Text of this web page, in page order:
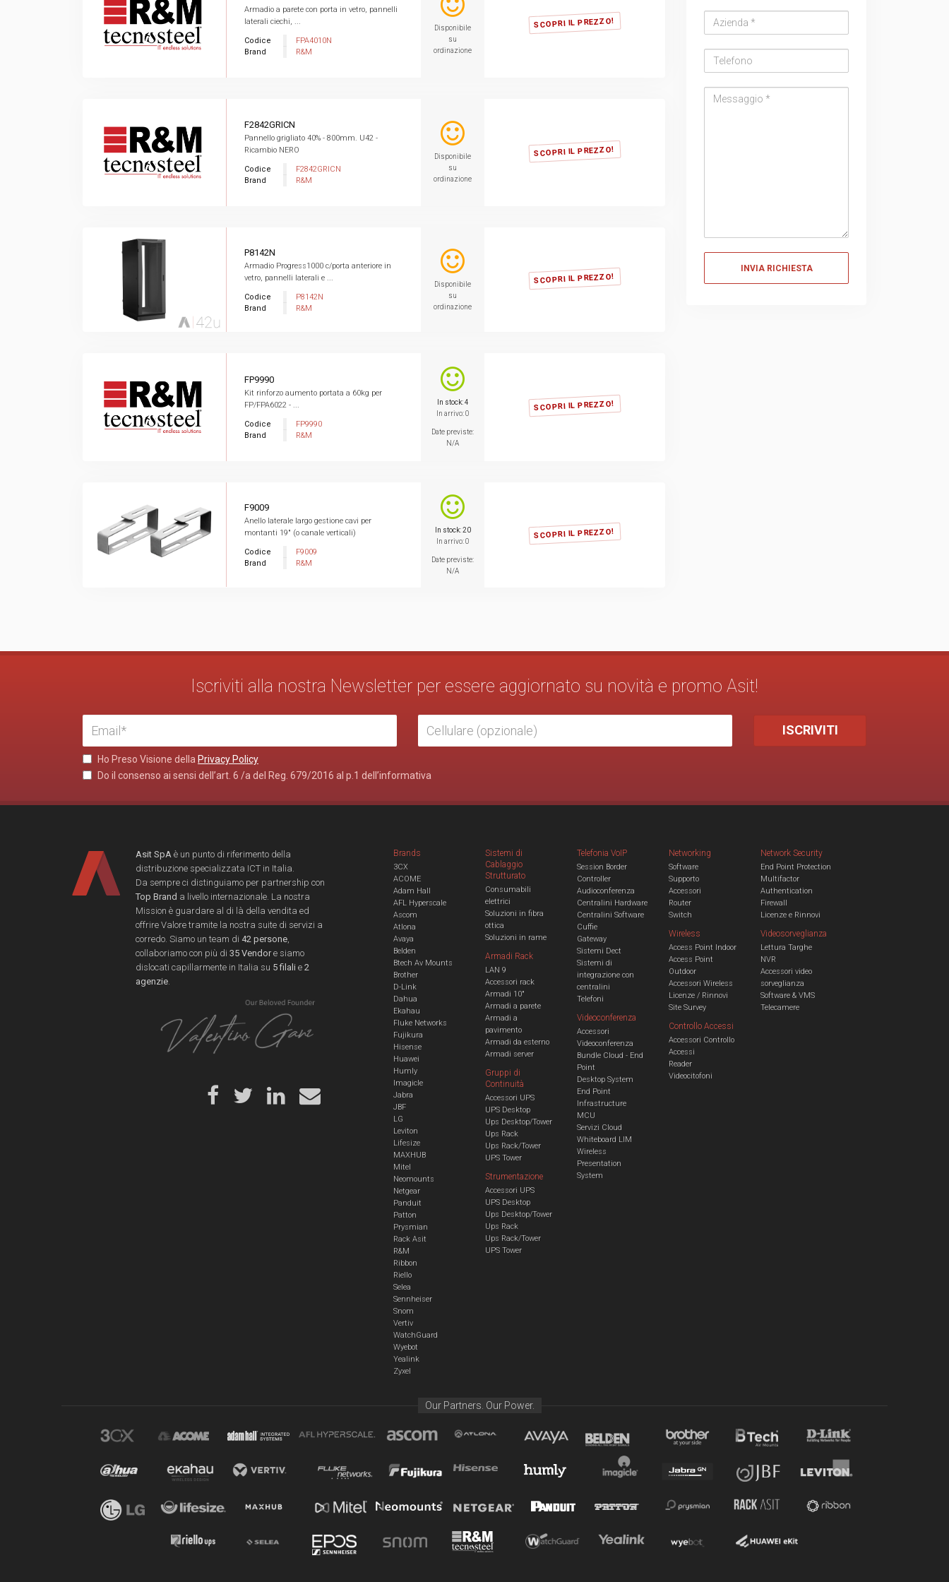
SCOPRI IL PREZZO!
Armadio a parete con porta in vetro, pannelli
laterali ciechi, ...
Codice
FPA4010N
Brand
R&M
Disponibile
su
ordinazione
SCOPRI IL PREZZO!
F2842GRICN
Pannello grigliato 40% - 800mm. U42 -
Ricambio NERO
Codice
F2842GRICN
Brand
R&M
Disponibile
su
ordinazione
SCOPRI IL PREZZO!
P8142N
Armadio Progress1000 c/porta anteriore in
vetro, pannelli laterali e ...
Codice
P8142N
Brand
R&M
Disponibile
su
ordinazione
SCOPRI IL PREZZO!
FP9990
Kit rinforzo aumento portata a 60kg per
FP/FPA6022 - ...
Codice
FP9990
Brand
R&M
In stock: 4
In arrivo: 0
Date previste:
N/A
SCOPRI IL PREZZO!
F9009
Anello laterale largo gestione cavi per
montanti 19" (o canale verticali)
Codice
F9009
Brand
R&M
In stock: 20
In arrivo: 0
Date previste:
N/A
Iscriviti alla nostra Newsletter per essere aggiornato su novità e promo Asit!
Ho Preso Visione della Privacy Policy
Do il consenso ai sensi dell’art. 6 /a del Reg. 679/2016 al p.1 dell’informativa
Asit SpA è un punto di riferimento della
distribuzione specializzata ICT in Italia.
Da sempre ci distinguiamo per partnership con
Top Brand a livello internazionale. La nostra
Mission è guardare al di là della vendita ed
offrire Valore tramite la nostra suite di servizi a
corredo. Siamo un team di 42 persone
collaboriamo con più di 35 Vendore siamo
dislocati capillarmente in Italia su 5 filali e 2
agenzie
Brands
3CX
ACOME
Adam Hall
AFL Hyperscale
Ascom
Atlona
Avaya
Belden
Btech Av Mounts
Brother
D-Link
Dahua
Ekahau
Fluke Networks
Fujikura
Hisense
Huawei
Humly
Imagicle
Jabra
JBF
LG
Leviton
Lifesize
MAXHUB
Mitel
Neomounts
Netgear
Panduit
Patton
Prysmian
Rack Asit
R&M
Ribbon
Riello
Selea
Sennheiser
Snom
Vertiv
WatchGuard
Wyebot
Yealink
Zyxel
Sistemi di
Cablaggio
Strutturato
Consumabili
elettrici
Soluzioni in fibra
ottica
Soluzioni in rame
Armadi Rack
LAN 9
Accessori rack
Armadi 10"
Armadi a parete
Armadi a
pavimento
Armadi da esterno
Armadi server
Gruppi di
Continuità
Accessori UPS
UPS Desktop
Ups Desktop/Tower
Ups Rack
Ups Rack/Tower
UPS Tower
Strumentazione
Accessori UPS
UPS Desktop
Ups Desktop/Tower
Ups Rack
Ups Rack/Tower
UPS Tower
Telefonia VoIP
Session Border
Controller
Audioconferenza
Centralini Hardware
Centralini Software
Cuffie
Gateway
Sistemi Dect
Sistemi di
integrazione con
centralini
Telefoni
Videoconferenza
Accessori
Videoconferenza
Bundle Cloud - End
Point
Desktop System
End Point
Infrastructure
MCU
Servizi Cloud
Whiteboard LIM
Wireless
Presentation
System
Networking
Software
Supporto
Accessori
Router
Switch
Wireless
Access Point Indoor
Access Point
Outdoor
Accessori Wireless
Licenze / Rinnovi
Site Survey
Network Security
End Point Protection
Multifactor
Authentication
Firewall
Licenze e Rinnovi
Videosorveglianza
Lettura Targhe
NVR
Accessori video
sorveglianza
Software & VMS
Telecamere
Controllo Accessi
Accessori Controllo
Accessi
Reader
Videocitofoni